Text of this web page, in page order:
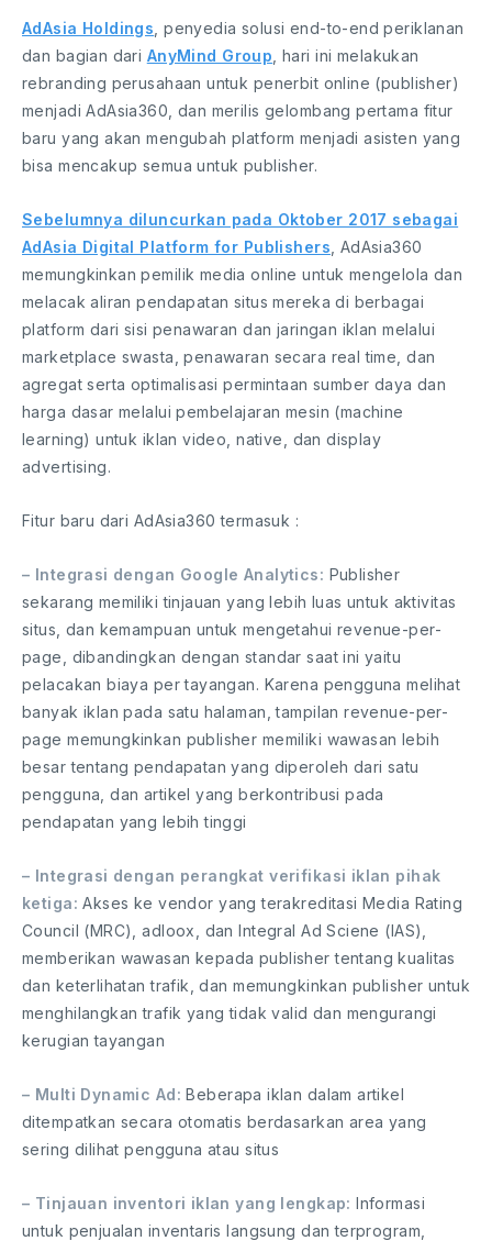
AdAsia Holdings , penyedia solusi end-to-end periklanan
dan bagian dari AnyMind Group , hari ini melakukan
rebranding perusahaan untuk penerbit online (publisher)
menjadi AdAsia360, dan merilis gelombang pertama fitur
baru yang akan mengubah platform menjadi asisten yang
bisa mencakup semua untuk publisher.
Sebelumnya diluncurkan pada Oktober 2017 sebagai
AdAsia Digital Platform for Publishers , AdAsia360
memungkinkan pemilik media online untuk mengelola dan
melacak aliran pendapatan situs mereka di berbagai
platform dari sisi penawaran dan jaringan iklan melalui
marketplace swasta, penawaran secara real time, dan
agregat serta optimalisasi permintaan sumber daya dan
harga dasar melalui pembelajaran mesin (machine
learning) untuk iklan video, native, dan display
advertising.
Fitur baru dari AdAsia360 termasuk :
– Integrasi dengan Google Analytics: Publisher
sekarang memiliki tinjauan yang lebih luas untuk aktivitas
situs, dan kemampuan untuk mengetahui revenue-per-
page, dibandingkan dengan standar saat ini yaitu
pelacakan biaya per tayangan. Karena pengguna melihat
banyak iklan pada satu halaman, tampilan revenue-per-
page memungkinkan publisher memiliki wawasan lebih
besar tentang pendapatan yang diperoleh dari satu
pengguna, dan artikel yang berkontribusi pada
pendapatan yang lebih tinggi
– Integrasi dengan perangkat verifikasi iklan pihak
ketiga: Akses ke vendor yang terakreditasi Media Rating
Council (MRC), adloox, dan Integral Ad Sciene (IAS),
memberikan wawasan kepada publisher tentang kualitas
dan keterlihatan trafik, dan memungkinkan publisher untuk
menghilangkan trafik yang tidak valid dan mengurangi
kerugian tayangan
– Multi Dynamic Ad: Beberapa iklan dalam artikel
ditempatkan secara otomatis berdasarkan area yang
sering dilihat pengguna atau situs
– Tinjauan inventori iklan yang lengkap: Informasi
untuk penjualan inventaris langsung dan terprogram,